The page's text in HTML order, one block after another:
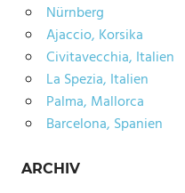
Nürnberg
Ajaccio, Korsika
Civitavecchia, Italien
La Spezia, Italien
Palma, Mallorca
Barcelona, Spanien
ARCHIV